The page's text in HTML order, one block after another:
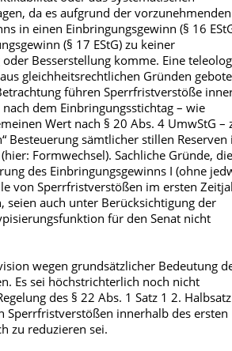
da es aufgrund der vorzunehmenden
in einen Einbringungsgewinn (§ 16
(§ 17 EStG) zu keiner
Besserstellung komme. Eine
gleichheitsrechtlichen Gründen
führen Sperrfristverstöße
dem Einbringungsstichtag – wie
Wert nach § 20 Abs. 4 UmwStG –
Besteuerung sämtlicher stillen Reserven
Formwechsel). Sachliche Gründe,
des Einbringungsgewinns I (ohne
von Sperrfristverstößen im ersten
seien auch unter Berücksichtigung der
für den Senat nicht
wegen grundsätzlicher Bedeutung
Es sei höchstrichterlich noch nicht
des § 22 Abs. 1 Satz 1 2. Halbsatz
Sperrfristverstößen innerhalb des ersten
zu reduzieren sei.